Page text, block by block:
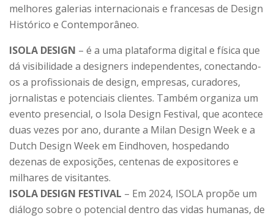
melhores galerias internacionais e francesas de Design
Histórico e Contemporâneo.
ISOLA DESIGN – é a uma plataforma digital e física que
dá visibilidade a designers independentes, conectando-
os a profissionais de design, empresas, curadores,
jornalistas e potenciais clientes. Também organiza um
evento presencial, o Isola Design Festival, que acontece
duas vezes por ano, durante a Milan Design Week e a
Dutch Design Week em Eindhoven, hospedando
dezenas de exposições, centenas de expositores e
milhares de visitantes.
ISOLA DESIGN FESTIVAL – Em 2024, ISOLA propõe um
diálogo sobre o potencial dentro das vidas humanas, de